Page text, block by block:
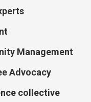
Management
Advocacy
collective